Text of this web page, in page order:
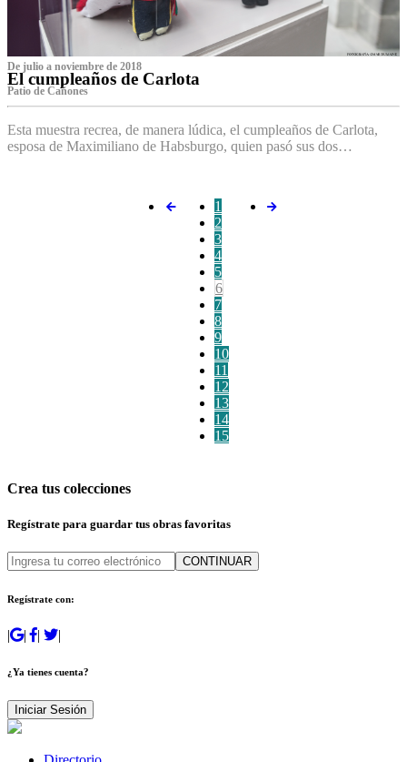
De julio a noviembre de 2018
El cumpleaños de Carlota
Patio de Cañones
Esta muestra recrea, de manera lúdica, el cumpleaños de Carlota,
esposa de Maximiliano de Habsburgo, quien pasó sus dos…
1
2
3
4
5
6
7
8
9
10
11
12
13
14
15
Crea tus colecciones
Regístrate para guardar tus obras favoritas
CONTINUAR
Regístrate con:
| | | |
¿Ya tienes cuenta?
Iniciar Sesión